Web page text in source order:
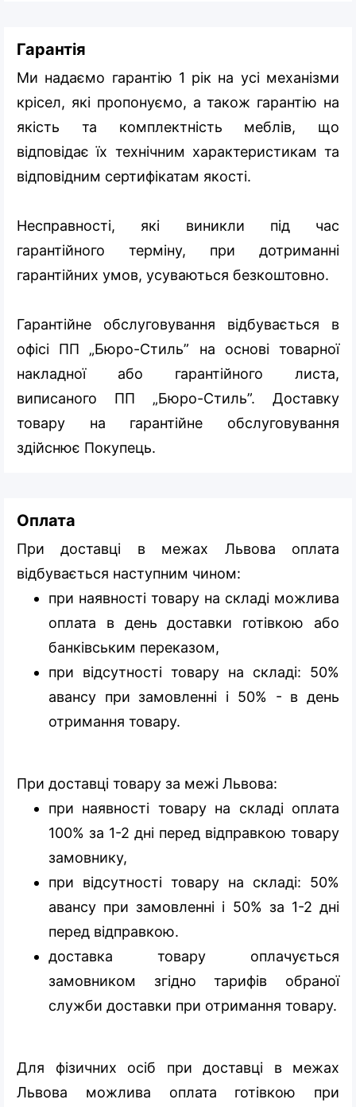
Гарантія
Ми надаємо гарантію 1 рік на усі механізми
крісел, які пропонуємо, а також гарантію на
якість та комплектність меблів, що
відповідає їх технічним характеристикам та
відповідним сертифікатам якості.
Несправності, які виникли під час
гарантійного терміну, при дотриманні
гарантійних умов, усуваються безкоштовно.
Гарантійне обслуговування відбувається в
офісі ПП „Бюро-Стиль” на основі товарної
накладної або гарантійного листа,
виписаного ПП „Бюро-Стиль”. Доставку
товару на гарантійне обслуговування
здійснює Покупець.
Оплата
При доставці в межах Львова оплата
відбувається наступним чином:
при наявності товару на складі можлива
оплата в день доставки готівкою або
банківським переказом,
при відсутності товару на складі: 50%
авансу при замовленні і 50% - в день
отримання товару.
При доставці товару за межі Львова:
при наявності товару на складі оплата
100% за 1-2 дні перед відправкою товару
замовнику,
при відсутності товару на складі: 50%
авансу при замовленні і 50% за 1-2 дні
перед відправкою.
доставка товару оплачується
замовником згідно тарифів обраної
служби доставки при отримання товару.
Для фізичних осіб при доставці в межах
Львова можлива оплата готівкою при